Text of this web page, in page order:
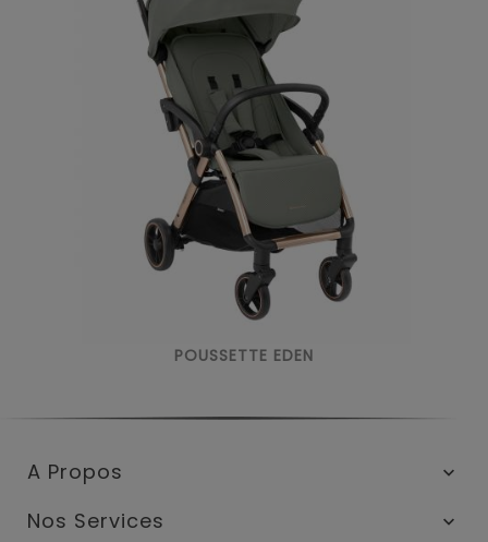
POUSSETTE EDEN
A Propos 
Nos Services 